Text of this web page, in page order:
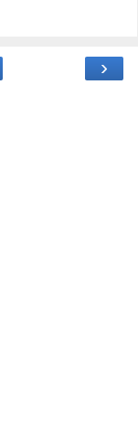
›